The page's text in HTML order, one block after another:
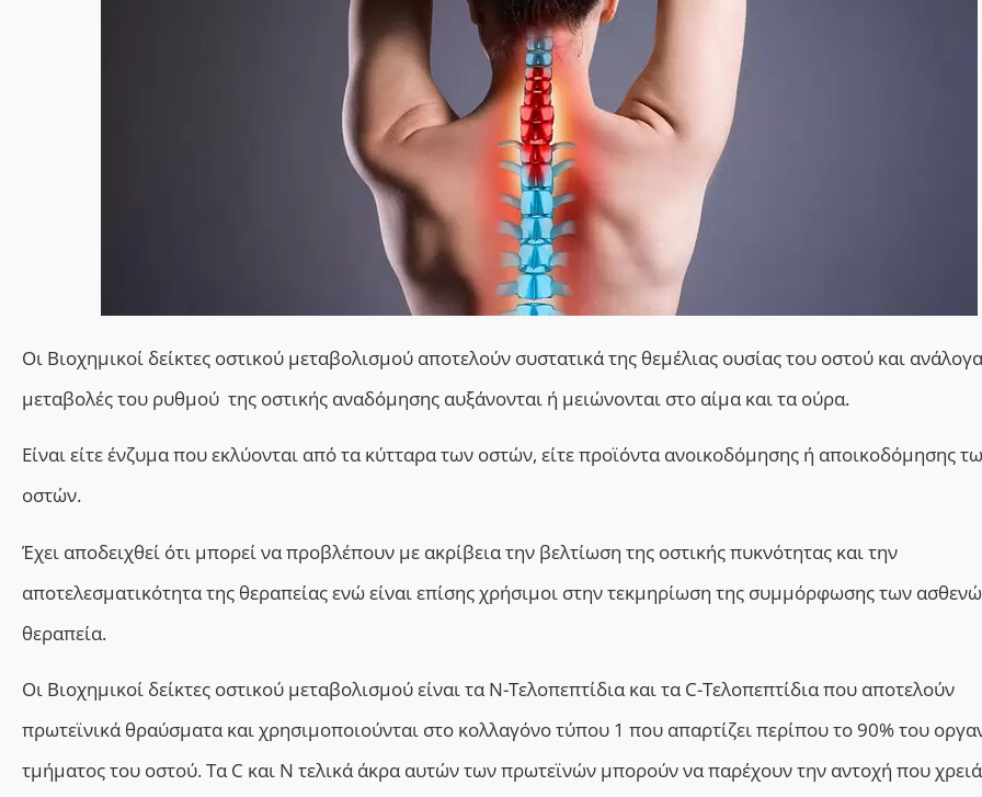
Οι Βιοχημικοί δείκτες οστικού μεταβολισμού αποτελούν συστατικά της θεμέλιας ουσίας του οστού και
μεταβολές του ρυθμού της οστικής αναδόμησης αυξάνονται ή μειώνονται στο αίμα και τα ούρα.
Είναι είτε ένζυμα που εκλύονται από τα κύτταρα των οστών, είτε προϊόντα ανοικοδόμησης ή αποικοδόμησης
οστών.
Έχει αποδειχθεί ότι μπορεί να προβλέπουν με ακρίβεια την βελτίωση της οστικής πυκνότητας και την
αποτελεσματικότητα της θεραπείας ενώ είναι επίσης χρήσιμοι στην τεκμηρίωση της συμμόρφωσης των
θεραπεία.
Οι Βιοχημικοί δείκτες οστικού μεταβολισμού είναι τα Ν-Τελοπεπτίδια και τα C-Τελοπεπτίδια που αποτελούν
πρωτεϊνικά θραύσματα και χρησιμοποιούνται στο κολλαγόνο τύπου 1 που απαρτίζει περίπου το 90% του
τμήματος του οστού. Τα C και Ν τελικά άκρα αυτών των πρωτεϊνών μπορούν να παρέχουν την αντοχή που